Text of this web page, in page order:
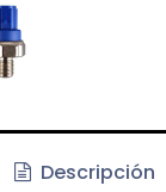
Descripción